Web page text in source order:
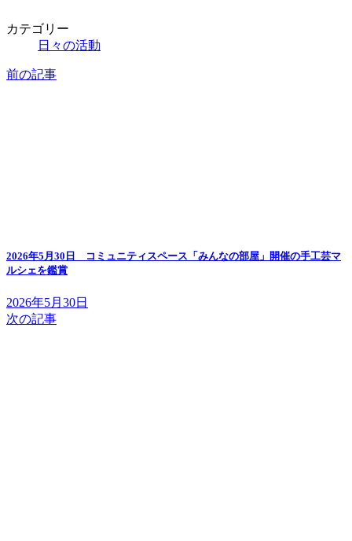
カテゴリー
日々の活動
前の記事
2026年5月30日 コミュニティスペース「みんなの部屋」開催の手工芸マ
ルシェを鑑賞
2026年5月30日
次の記事